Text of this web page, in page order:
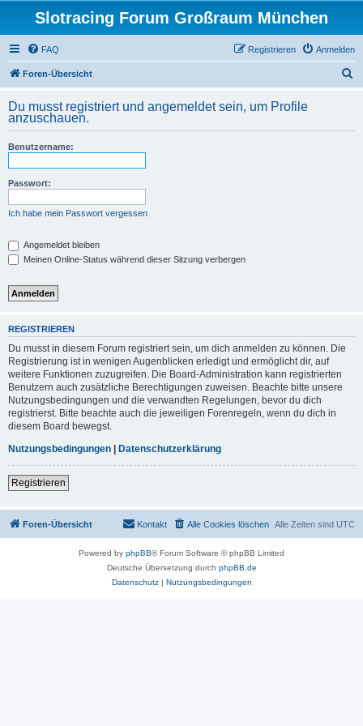
Slotracing Forum Großraum München
FAQ Anmelden
Registrieren
Foren-Übersicht
h
Du musst registriert und angemeldet sein, um Profile
anzuschauen.
Benutzername:
Passwort:
Ich habe mein Passwort vergessen
Angemeldet bleiben
Meinen Online-Status während dieser Sitzung verbergen
REGISTRIEREN
Du musst in diesem Forum registriert sein, um dich anmelden zu können. Die
Registrierung ist in wenigen Augenblicken erledigt und ermöglicht dir, auf
weitere Funktionen zuzugreifen. Die Board-Administration kann registrierten
Benutzern auch zusätzliche Berechtigungen zuweisen. Beachte bitte unsere
Nutzungsbedingungen und die verwandten Regelungen, bevor du dich
registrierst. Bitte beachte auch die jeweiligen Forenregeln, wenn du dich in
diesem Board bewegst.
Nutzungsbedingungen | Datenschutzerklärung
Registrieren
Foren-Übersicht Alle Zeiten sind UTC
Alle Cookies löschen
Kontakt
Powered by phpBB® Forum Software © phpBB Limited
Deutsche Übersetzung durch phpBB.de
Datenschutz| Nutzungsbedingungen